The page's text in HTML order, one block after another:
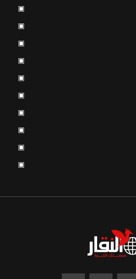
▣
▣
▣
▣
▣
▣
▣
▣
▣
▣